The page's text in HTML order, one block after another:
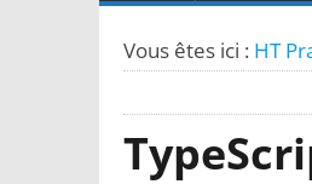
Vous êtes ici : HT